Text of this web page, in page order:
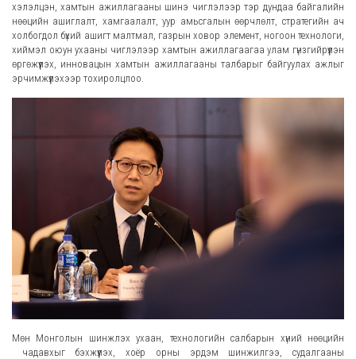
хэлэлцэн, хамтын ажиллагааны шинэ чиглэлээр тэр дундаа байгалийн
нөөцийн ашиглалт, хамгаалалт, уур амьсгалын өөрчлөлт, стратегийн ач
холбогдол бүхий ашигт малтмал, газрын ховор элемент, ногоон технологи,
хиймэл оюун ухааны чиглэлээр хамтын ажиллагаагаа улам гүнзгийрүүлэн
өргөжүүлэх, инновацын хамтын ажиллагааны талбарыг байгуулах ажлыг
эрчимжүүлэхээр тохиролцлоо.
Мөн Монголын шинжлэх ухаан, технологийн салбарын хүний нөөцийн
чадавхыг бэхжүүлэх, хоёр орны эрдэм шинжилгээ, судалгааны